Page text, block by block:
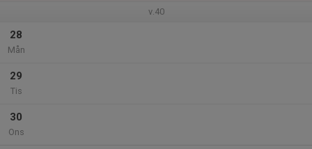
v.40
28
Mån
29
Tis
30
Ons